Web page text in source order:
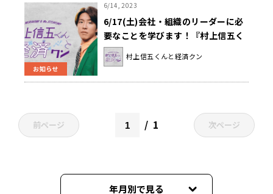
お知らせ
6/14, 2023
6/17(土)会社・組織のリーダーに必
要なことを学びます！『村上信五く
んと経済クン』
村上信五くんと経済クン
前ページ 1 次ページ
年月別で見る